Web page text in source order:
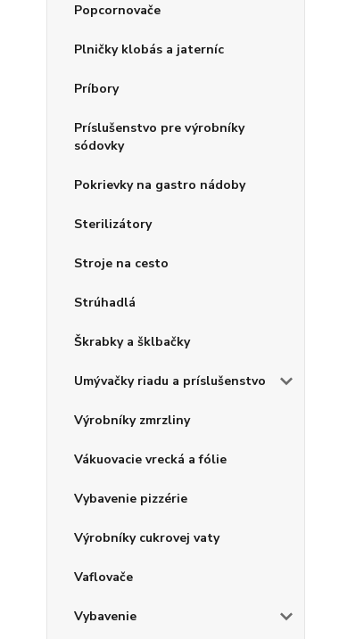
Popcornovače
Plničky klobás a jaterníc
Príbory
Príslušenstvo pre výrobníky
sódovky
Pokrievky na gastro nádoby
Sterilizátory
Stroje na cesto
Strúhadlá
Škrabky a šklbačky
Umývačky riadu a príslušenstvo
Výrobníky zmrzliny
Vákuovacie vrecká a fólie
Vybavenie pizzérie
Výrobníky cukrovej vaty
Vaflovače
Vybavenie